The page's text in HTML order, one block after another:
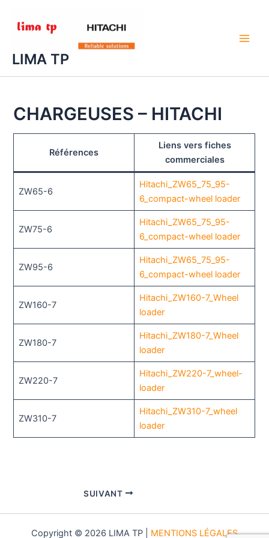
LIMA TP
CHARGEUSES – HITACHI
Références
Liens vers fiches
commerciales
ZW65-6
Hitachi_ZW65_75_95-
6_compact-wheel loader
ZW75-6
Hitachi_ZW65_75_95-
6_compact-wheel loader
ZW95-6
Hitachi_ZW65_75_95-
6_compact-wheel loader
ZW160-7
Hitachi_ZW160-7_Wheel
loader
ZW180-7
Hitachi_ZW180-7_Wheel
loader
ZW220-7
Hitachi_ZW220-7_wheel-
loader
ZW310-7
Hitachi_ZW310-7_wheel
loader
SUIVANT
Copyright © 2026 LIMA TP | MENTIONS LÉGALES